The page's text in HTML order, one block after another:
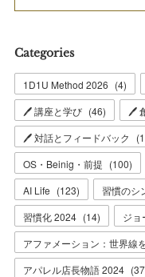
Categories
1D1U Method 2026 (4)
🖊 講座と学び (46) 🖊
🖊 対話とフィードバック
(
OS・Beinig・前提 (100)
AI Life (123) 習慣のシ
習慣化 2024 (14) ジョ
アファメーション：世界線
アパレル店長物語 2024 (37